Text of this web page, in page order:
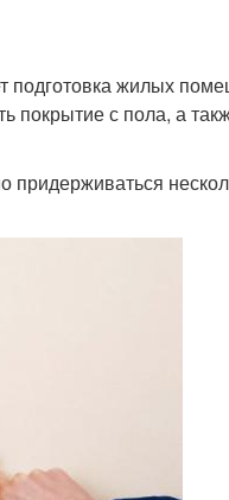
подготовка жилых
покрытие с пола, а
придерживаться